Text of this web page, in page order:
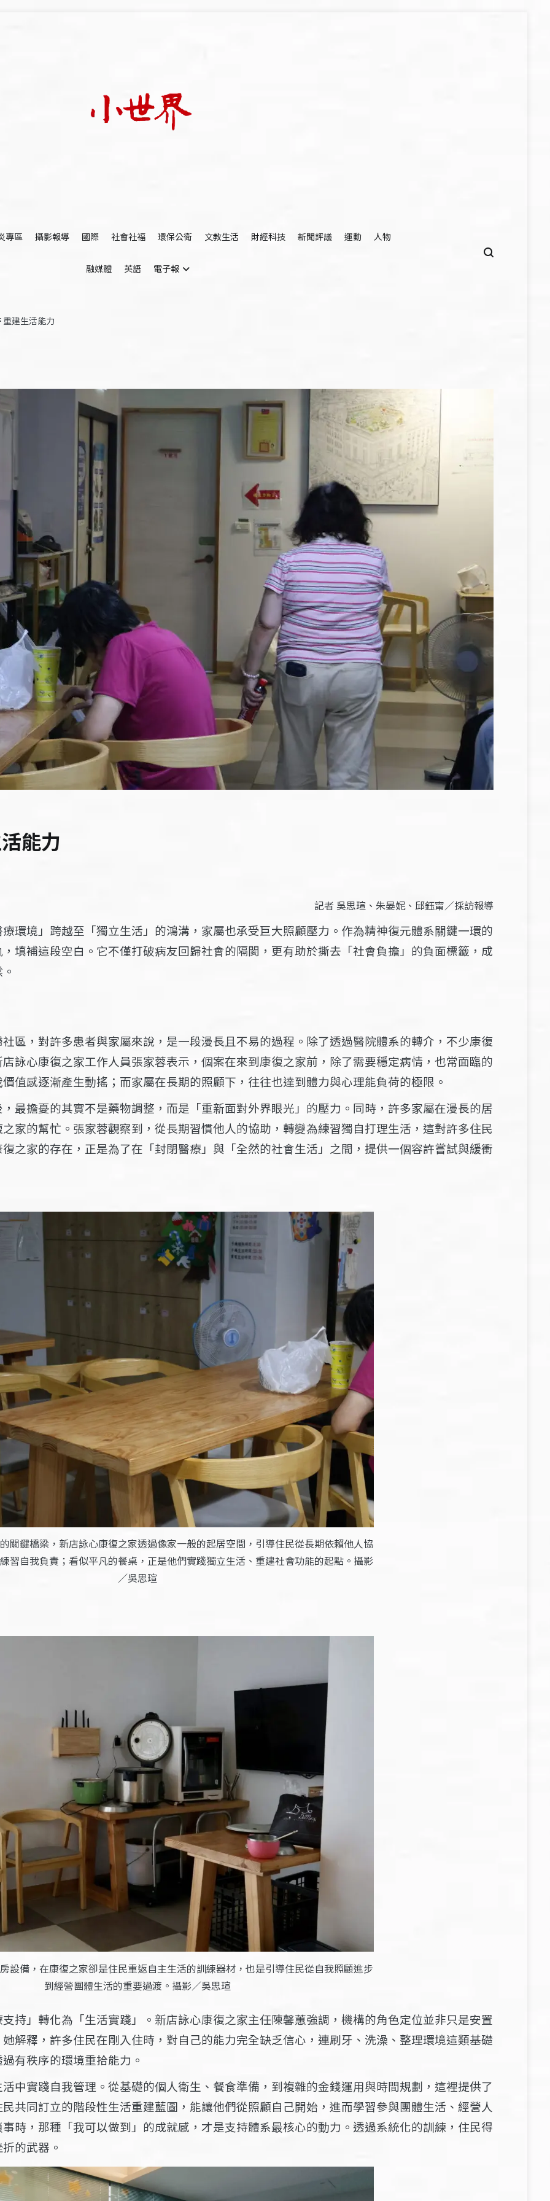
專區
攝影報導 國際 社會社福 環保公衛 文教生活 財經科技 新聞評議 運動 人物
融媒體 英語 電子報
建生活能力
能力
記者 吳思瑄 、朱晏妮、邱鈺甯／採訪報導
環境」跨越至「獨立生活」的鴻溝，家屬也承受巨大照顧壓力。作為精神復元體系關鍵一環的
填補這段空白。它不僅打破病友回歸社會的隔閡，更有助於撕去「社會負擔」的負面標籤，成
區，對許多患者與家屬來說，是一段漫長且不易的過程。除了透過醫院體系的轉介，不少康復
詠心康復之家工作人員張家蓉表示，個案在來到康復之家前，除了需要穩定病情，也常面臨的
值感逐漸產生動搖；而家屬在長期的照顧下，往往也達到體力與心理能負荷的極限。
最擔憂的其實不是藥物調整，而是「重新面對外界眼光」的壓力。同時，許多家屬在漫長的居
家的幫忙。張家蓉觀察到，從長期習慣他人的協助，轉變為練習獨自打理生活，這對許多住民
之家的存在，正是為了在「封閉醫療」與「全然的社會生活」之間，提供一個容許嘗試與緩衝
關鍵橋梁，新店詠心康復之家透過像家一般的起居空間，引導住民從長期依賴他人協
習自我負責；看似平凡的餐桌，正是他們實踐獨立生活、重建社會功能的起點。攝影
／吳思瑄
設備，在康復之家卻是住民重返自主生活的訓練器材，也是引導住民從自我照顧進步
到經營團體生活的重要過渡。攝影／吳思瑄
持」轉化為「生活實踐」。新店詠心康復之家主任陳馨蕙強調，機構的角色定位並非只是安置
解釋，許多住民在剛入住時，對自己的能力完全缺乏信心，連刷牙、洗澡、整理環境這類基礎
有秩序的環境重拾能力。
中實踐自我管理。從基礎的個人衛生、餐食準備，到複雜的金錢運用與時間規劃，這裡提供了
共同訂立的階段性生活重建藍圖，能讓他們從照顧自己開始，進而學習參與團體生活、經營人
時，那種「我可以做到」的成就感，才是支持體系最核心的動力。透過系統化的訓練，住民得
的武器。